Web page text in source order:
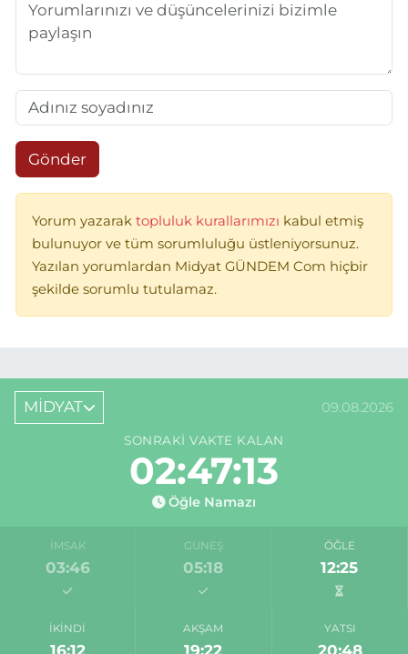
Gönder
Yorum yazarak topluluk kurallarımızı kabul etmiş
bulunuyor ve tüm sorumluluğu üstleniyorsunuz.
Yazılan yorumlardan Midyat GÜNDEM Com hiçbir
şekilde sorumlu tutulamaz.
MİDYAT 09.08.2026
SONRAKI VAKTE KALAN
02:47:13
Öğle Namazı
İMSAK
03:46
GÜNEŞ
05:18
ÖĞLE
12:25
İKINDI
16:12
AKŞAM
19:22
YATSI
20:48